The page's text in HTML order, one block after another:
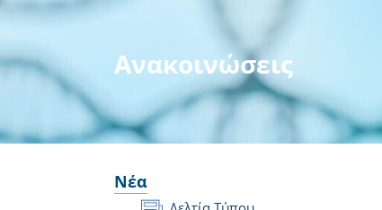
Ανακοινώσεις
Νέα